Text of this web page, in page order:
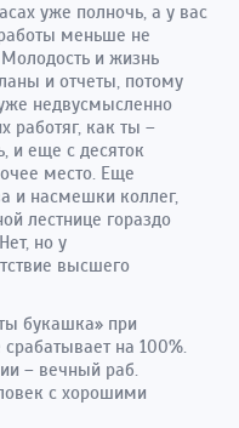
уже полночь, а у вас
меньше не
и жизнь
и отчеты, потому
недвусмысленно
работяг, как ты –
и еще с десяток
место. Еще
и насмешки коллег,
лестнице гораздо
но у
высшего
букашка» при
на 100%.
– вечный раб.
с хорошими